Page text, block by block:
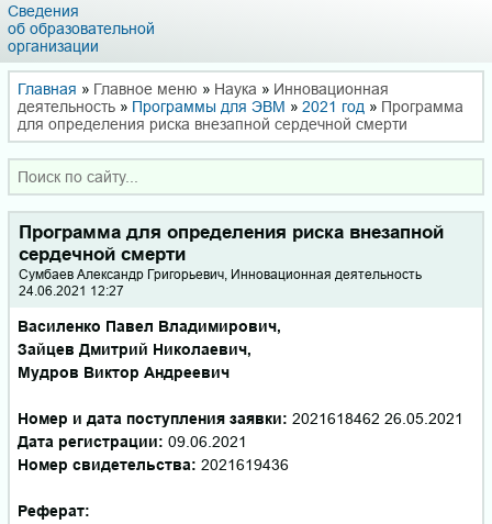
Сведения
об образовательной
организации
Главная » Главное меню » Наука » Инновационная
деятельность » Программы для ЭВМ » 2021 год » Программа
для определения риска внезапной сердечной смерти
Программа для определения риска внезапной
сердечной смерти
Сумбаев Александр Григорьевич, Инновационная деятельность
24.06.2021 12:27
Василенко Павел Владимирович,
Зайцев Дмитрий Николаевич,
Мудров Виктор Андреевич
Номер и дата поступления заявки: 2021618462 26.05.2021
Дата регистрации: 09.06.2021
Номер свидетельства: 2021619436
Реферат: